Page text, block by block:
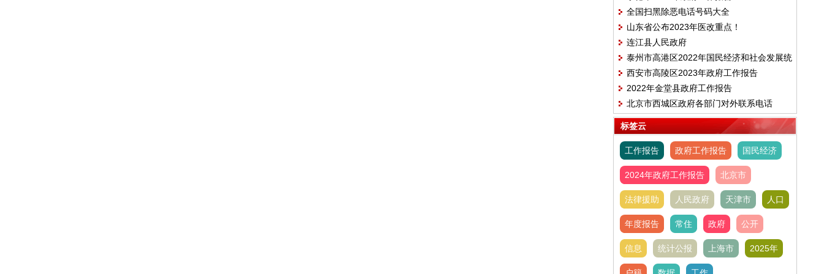
全国扫黑除恶电话号码大全
山东省公布2023年医改重点！
连江县人民政府
泰州市高港区2022年国民经济和社会发展统
计公报
西安市高陵区2023年政府工作报告
2022年金堂县政府工作报告
北京市西城区政府各部门对外联系电话
标签云
工作报告 政府工作报告 国民经济
2024年政府工作报告 北京市
法律援助 人民政府 天津市 人口
年度报告 常住 政府 公开
信息 统计公报 上海市 2025年